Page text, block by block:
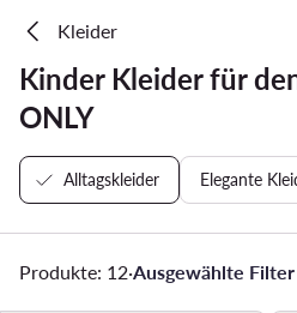
Kleider
Kinder Kleider für
ONLY
Alltagskleider Elegante
Produkte: 12·Ausgewählte Filter